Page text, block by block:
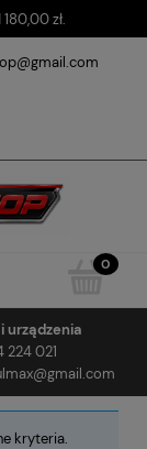
zł.
urządzenia
224 021
kryteria.